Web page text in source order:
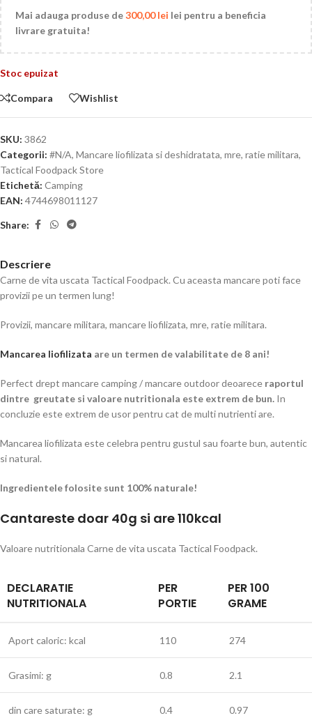
Mai adauga produse de300,00lei lei pentru a beneficia
livrare gratuita!
Stoc epuizat
Compara Wishlist
SKU: 3862
Categorii: #N/A, Mancare liofilizata si deshidratata, mre, ratie militara,
Tactical Foodpack Store
Etichetă: Camping
EAN: 4744698011127
Share:
Descriere
Carne de vita uscata Tactical Foodpack. Cu aceasta mancare poti face
provizii pe un termen lung!
Provizii, mancare militara, mancare liofilizata, mre, ratie militara.
Mancarea liofilizata are un termen de valabilitate de 8 ani!
Perfect drept mancare camping / mancare outdoor deoarece raportul
dintre greutate si valoare nutritionala este extrem de bun. In
concluzie este extrem de usor pentru cat de multi nutrienti are.
Mancarea liofilizata este celebra pentru gustul sau foarte bun, autentic
si natural.
Ingredientele folosite sunt 100% naturale!
Cantareste doar 40g si are 110kcal
Valoare nutritionala Carne de vita uscata Tactical Foodpack.
DECLARATIE
NUTRITIONALA
PER
PORTIE
PER 100
GRAME
Aport caloric: kcal 110 274
Grasimi: g 0.8 2.1
din care saturate: g 0.4 0.97